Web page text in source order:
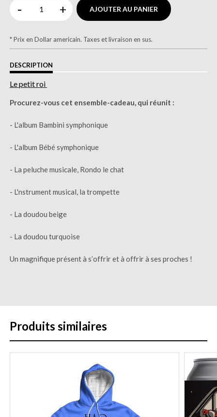
- + AJOUTER AU PANIER
* Prix en Dollar americain. Taxes et livraison en sus.
DESCRIPTION
Le petit roi
Procurez-vous cet ensemble-cadeau, qui réunit :
- L'album Bambini symphonique
- L'album Bébé symphonique
- La peluche musicale, Rondo le chat
- L'nstrument musical, la trompette
- La doudou beige
- La doudou turquoise
Un magnifique présent à s’offrir et à offrir à ses proches !
Produits similaires